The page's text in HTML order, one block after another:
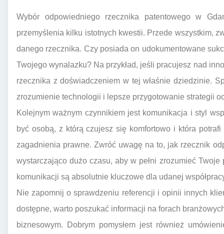
Wybór odpowiedniego rzecznika patentowego w
przemyślenia kilku istotnych kwestii. Przede wszystkim,
danego rzecznika. Czy posiada on udokumentowane
Twojego wynalazku? Na przykład, jeśli pracujesz nad
rzecznika z doświadczeniem w tej właśnie dziedzinie.
zrozumienie technologii i lepsze przygotowanie strategii
Kolejnym ważnym czynnikiem jest komunikacja i styl
być osobą, z którą czujesz się komfortowo i która
zagadnienia prawne. Zwróć uwagę na to, jak rzecznik
wystarczająco dużo czasu, aby w pełni zrozumieć
komunikacji są absolutnie kluczowe dla udanej
Nie zapomnij o sprawdzeniu referencji i opinii innych
dostępne, warto poszukać informacji na forach
biznesowym. Dobrym pomysłem jest również